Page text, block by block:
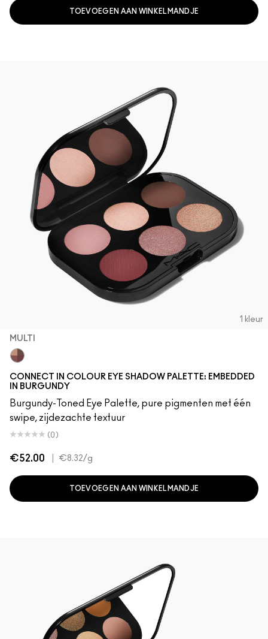
TOEVOEGEN AAN WINKELMANDJE
1 kleur
MULTI
CONNECT IN COLOUR EYE SHADOW PALETTE: EMBEDDED
IN BURGUNDY
Burgundy-Toned Eye Palette, pure pigmenten met één
swipe, zijdezachte textuur
(0)
€52.00 €8.32/g
TOEVOEGEN AAN WINKELMANDJE